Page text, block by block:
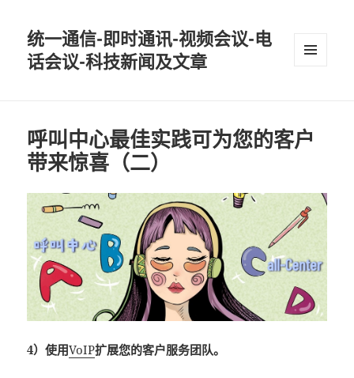
统一通信-即时通讯-视频会议-电
话会议-科技新闻及文章
呼叫中心最佳实践可为您的客户
带来惊喜（二）
4）使用VoIP扩展您的客户服务团队。